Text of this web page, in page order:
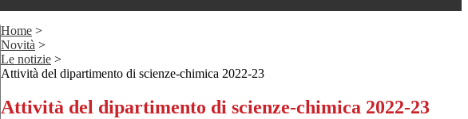
Home >
Novità >
Le notizie >
Attività del dipartimento di scienze-chimica 2022-23
Attività del dipartimento di scienze-chimica 2022-23